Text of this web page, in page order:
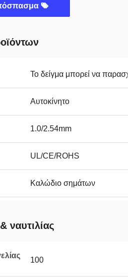
Το δείγμα μπορεί να
Αυτοκίνητο
1.0/2.54mm
UL/CE/ROHS
Καλώδιο σημάτων
ναυτιλίας
100